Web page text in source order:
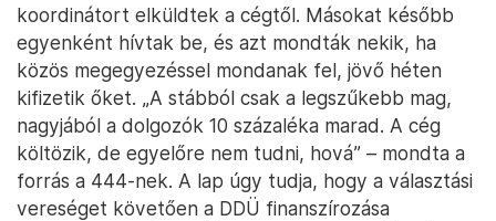
koordinátort elküldtek a cégtől. Másokat később
egyenként hívtak be, és azt mondták nekik, ha
közös megegyezéssel mondanak fel, jövő héten
kifizetik őket. „A stábból csak a legszűkebb mag,
nagyjából a dolgozók 10 százaléka marad. A cég
költözik, de egyelőre nem tudni, hová” – mondta a
forrás a 444-nek. A lap úgy tudja, hogy a választási
vereséget követően a DDÜ finanszírozása